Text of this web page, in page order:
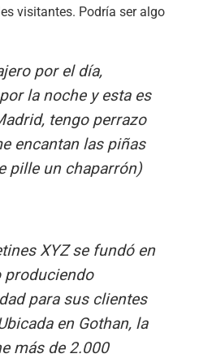
visitantes. Podría ser algo
por el día,
la noche y esta es
tengo perrazo
encantan las piñas
pille un chaparrón)
XYZ se fundó en
produciendo
para sus clientes
en Gothan, la
más de 2.000